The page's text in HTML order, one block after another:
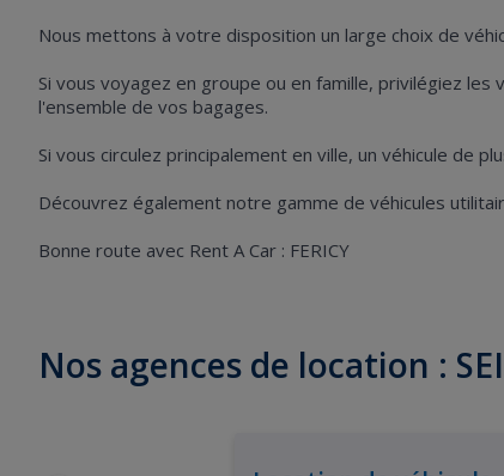
Nous mettons à votre disposition un large choix de
Si vous voyagez en groupe ou en famille, privilégiez
l'ensemble de vos bagages.
Si vous circulez principalement en ville, un véhicule de
Découvrez également notre gamme de véhicules
Bonne route avec Rent A Car : FERICY
Nos agences de location :